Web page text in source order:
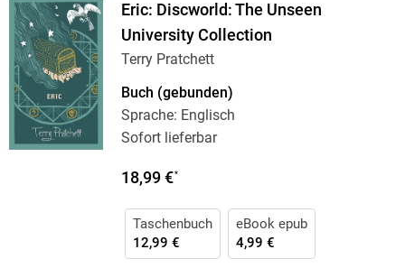
Eric: Discworld: The Unseen
University Collection
Terry Pratchett
Buch (gebunden)
Sprache: Englisch
Sofort lieferbar
18,99 €*
Taschenbuch
12,99 €
eBook epub
4,99 €